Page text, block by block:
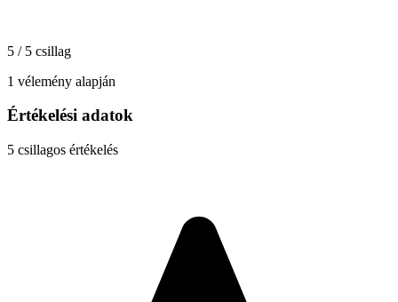
5 / 5 csillag
1 vélemény alapján
Értékelési adatok
5 csillagos értékelés